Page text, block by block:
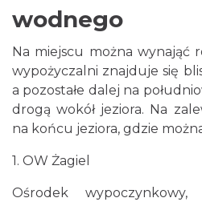
wodnego
Na miejscu można wynająć
wypożyczalni znajduje się
a pozostałe dalej na
drogą wokół jeziora. Na
na końcu jeziora, gdzie
1. OW Żagiel
Ośrodek